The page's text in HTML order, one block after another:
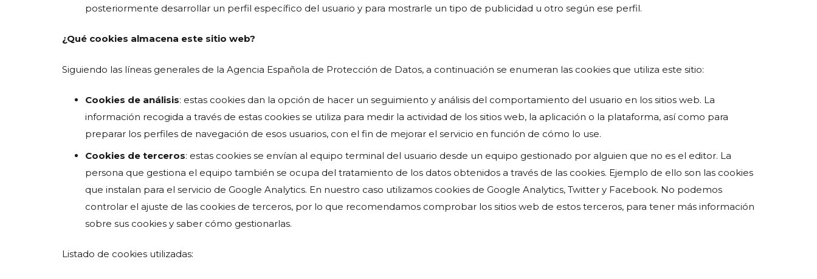
posteriormente desarrollar un perfil específico del usuario y para mostrarle un tipo de publicidad u otro según ese perfil.
¿Qué cookies almacena este sitio web?
Siguiendo las líneas generales de la Agencia Española de Protección de Datos, a continuación se enumeran las cookies que utiliza este sitio:
Cookies de análisis: estas cookies dan la opción de hacer un seguimiento y análisis del comportamiento del usuario en los sitios web. La
información recogida a través de estas cookies se utiliza para medir la actividad de los sitios web, la aplicación o la plataforma, así como para
preparar los perfiles de navegación de esos usuarios, con el fin de mejorar el servicio en función de cómo lo use.
Cookies de terceros: estas cookies se envían al equipo terminal del usuario desde un equipo gestionado por alguien que no es el editor. La
persona que gestiona el equipo también se ocupa del tratamiento de los datos obtenidos a través de las cookies. Ejemplo de ello son las cookies
que instalan para el servicio de Google Analytics. En nuestro caso utilizamos cookies de Google Analytics, Twitter y Facebook. No podemos
controlar el ajuste de las cookies de terceros, por lo que recomendamos comprobar los sitios web de estos terceros, para tener más información
sobre sus cookies y saber cómo gestionarlas.
Listado de cookies utilizadas: